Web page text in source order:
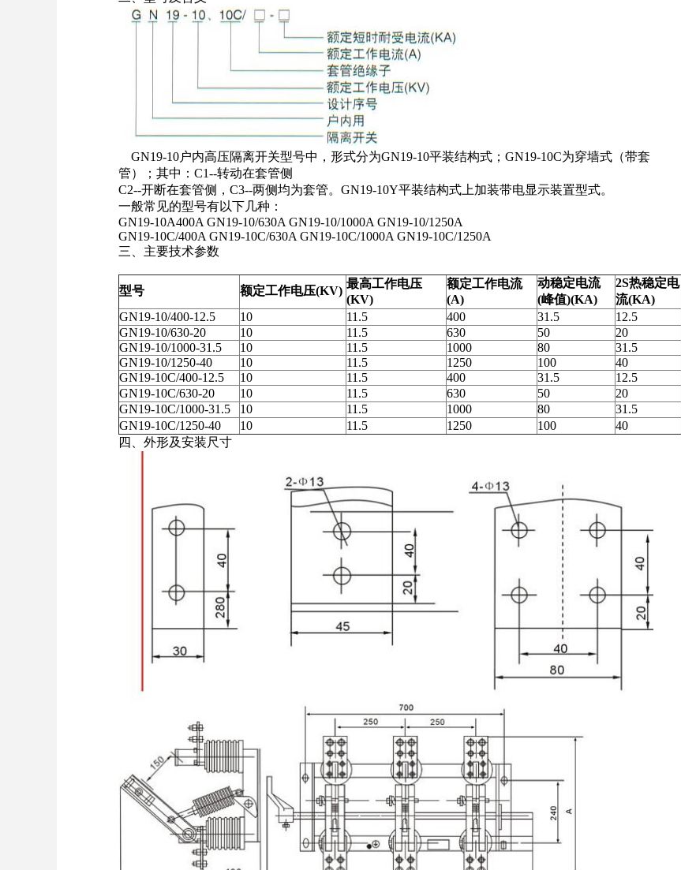
GN19-10户内高压隔离开关型号中，形式分为GN19-10平装结构式；GN19-10C为穿墙式（带套
管）；其中：C1--转动在套管侧
C2--开断在套管侧，C3--两侧均为套管。GN19-10Y平装结构式上加装带电显示装置型式。
一般常见的型号有以下几种：
GN19-10A400A GN19-10/630A GN19-10/1000A GN19-10/1250A
GN19-10C/400A GN19-10C/630A GN19-10C/1000A GN19-10C/1250A
三、主要技术参数
型号 额定工作电压(KV)
最高工作电压
(KV)
额定工作电流
(A)
动稳定电流
(峰值)(KA)
2S热稳定电
流(KA)
GN19-10/400-12.5
10 11.5 400 31.5
12.5
GN19-10/630-20
10 11.5 630 50
20
GN19-10/1000-31.5
10 11.5 1000 80
31.5
GN19-10/1250-40
10 11.5 1250 100
40
GN19-10C/400-12.5
10 11.5 400 31.5
12.5
GN19-10C/630-20
10 11.5 630 50
20
GN19-10C/1000-31.5
10 11.5 1000 80
31.5
GN19-10C/1250-40
10 11.5 1250 100
40
四、外形及安装尺寸